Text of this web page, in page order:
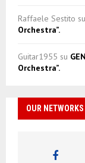
Raffaele Sestito su
Orchestra”.
Guitar1955 su
Orchestra”.
OUR NETWORKS